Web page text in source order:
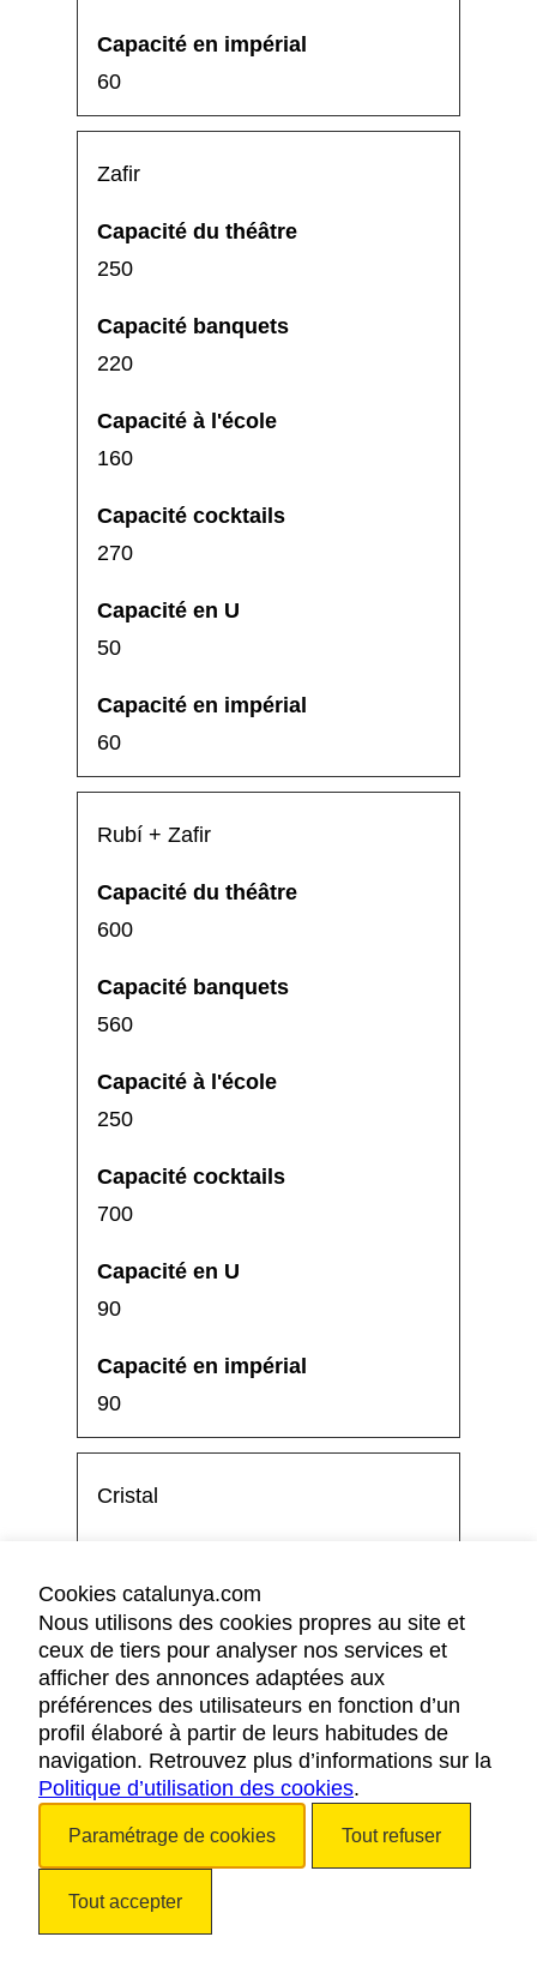
60
Zafir
250
220
160
270
50
60
Rubí + Zafir
600
560
250
700
90
90
Cristal
70
70
40
80
Cookies catalunya.com
Nous utilisons des cookies propres au site et
ceux de tiers pour analyser nos services et
afficher des annonces adaptées aux
préférences des utilisateurs en fonction d’un
profil élaboré à partir de leurs habitudes de
navigation. Retrouvez plus d’informations sur la
Politique d’utilisation des cookies.
Paramétrage de cookies Tout refuser
Tout accepter